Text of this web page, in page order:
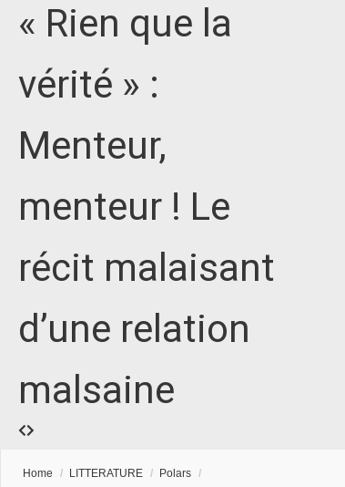
« Rien que la
vérité » :
Menteur,
menteur ! Le
récit malaisant
d’une relation
malsaine
Home / LITTERATURE / Polars /